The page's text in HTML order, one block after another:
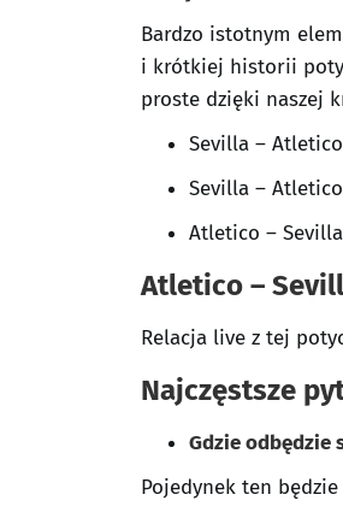
Bardzo istotnym
i krótkiej historii
proste dzięki naszej
Sevilla – Atletico
Sevilla –
Atletico –
Atletico –
Relacja live z tej
Najczęstsze
Gdzie odbędzie
Pojedynek ten